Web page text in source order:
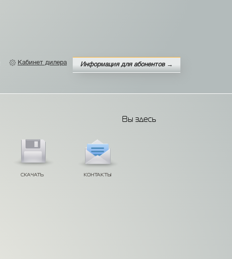
Кабинет дилера Информация для абонентов →
Вы здесь